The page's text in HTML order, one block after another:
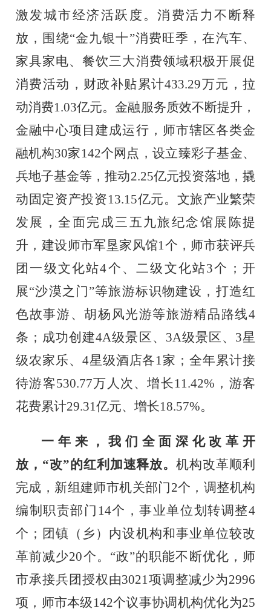
激发城市经济活跃度。消费活力不断释
放，围绕“金九银十”消费旺季，在汽车、
家具家电、餐饮三大消费领域积极开展促
消费活动，财政补贴累计433.29万元，拉
动消费1.03亿元。金融服务质效不断提升，
金融中心项目建成运行，师市辖区各类金
融机构30家142个网点，设立臻彩子基金、
兵地子基金等，推动2.25亿元投资落地，撬
动固定资产投资13.15亿元。文旅产业繁荣
发展，全面完成三五九旅纪念馆展陈提
升，建设师市军垦家风馆1 个，师市获评兵
团一级文化站4个、二级文化站3个；开
展“沙漠之门”等旅游标识物建设，打造红
色故事游、胡杨风光游等旅游精品路线4
条；成功创建4A级景区、 3A级景区、 3星
级农家乐、 4星级酒店各1 家；全年累计接
待游客530.77万人次、增长 11.42% ，游客
花费累计29.31亿元、增长18.57%。
一年来，我们全面深化改革开
放， “改”的红利加速释放。机构改革顺利
完成，新组建师市机关部门2个，调整机构
编制职责部门 14个，事业单位划转调整4
个；团镇（乡）内设机构和事业单位较改
革前减少20个。“政”的职能不断优化，师
市承接兵团授权由3021 项调整减少为2996
项，师市本级142个议事协调机构优化为25